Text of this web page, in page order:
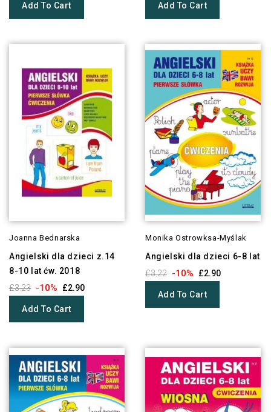
Add To Cart Add To Cart
Joanna Bednarska
Angielski dla dzieci z.14
8-10 lat ćw. 2018
£3.23 -10% £2.90
Add To Cart
Monika Ostrowksa-Myślak
Angielski dla dzieci 6-8 lat
£3.22 -10% £2.90
Add To Cart